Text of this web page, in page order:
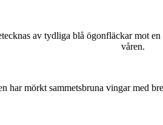
av tydliga blå ögonfläckar mot
våren.
har mörkt sammetsbruna vingar med